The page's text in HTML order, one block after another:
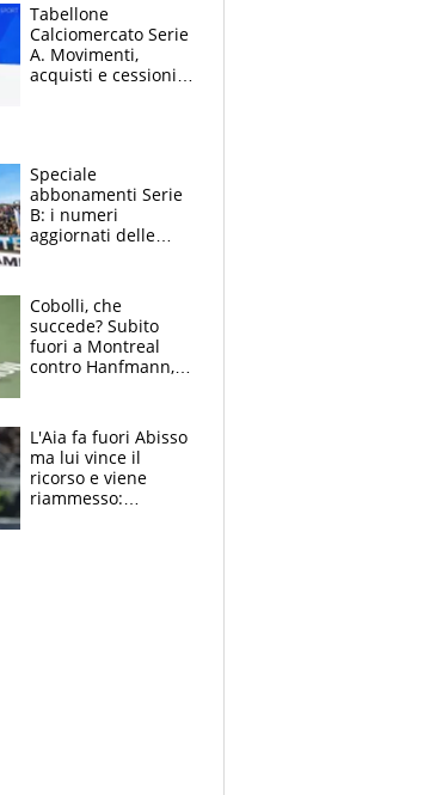
Tabellone
Calciomercato Serie
A. Movimenti,
acquisti e cessioni:
Speciale
abbonamenti Serie
B: i numeri
aggiornati delle
Cobolli, che
succede? Subito
fuori a Montreal
contro Hanfmann,
L'Aia fa fuori Abisso
ma lui vince il
ricorso e viene
riammesso: